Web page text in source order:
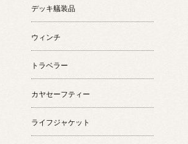
デッキ艤装品
ウィンチ
トラベラー
カヤセーフティー
ライフジャケット